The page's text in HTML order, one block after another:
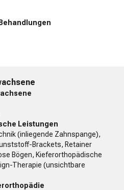
Leistungen
(inliegende Zahnspange),
Brackets, Retainer
Bögen, Kieferorthopädische
Therapie (unsichtbare